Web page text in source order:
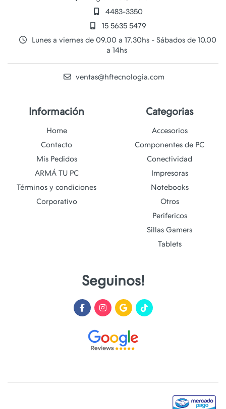
4483-3350
15 5635 5479
Lunes a viernes de 09.00 a 17.30hs - Sábados de 10.00
a 14hs
ventas@hftecnologia.com
Información
Home
Contacto
Mis Pedidos
ARMÁ TU PC
Términos y condiciones
Corporativo
Categorias
Accesorios
Componentes de PC
Conectividad
Impresoras
Notebooks
Otros
Perifericos
Sillas Gamers
Tablets
Seguinos!